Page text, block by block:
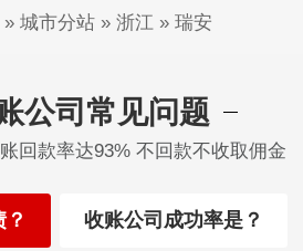
城市分站» 浙江» 瑞安
公司常见问题
回款率达93% 不回款不收取佣金
收账公司成功率是？